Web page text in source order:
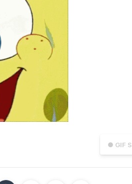
● GIF